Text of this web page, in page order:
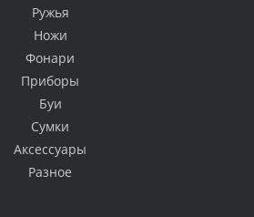
Ружья
Ножи
Фонари
Приборы
Буи
Сумки
Аксессуары
Разное